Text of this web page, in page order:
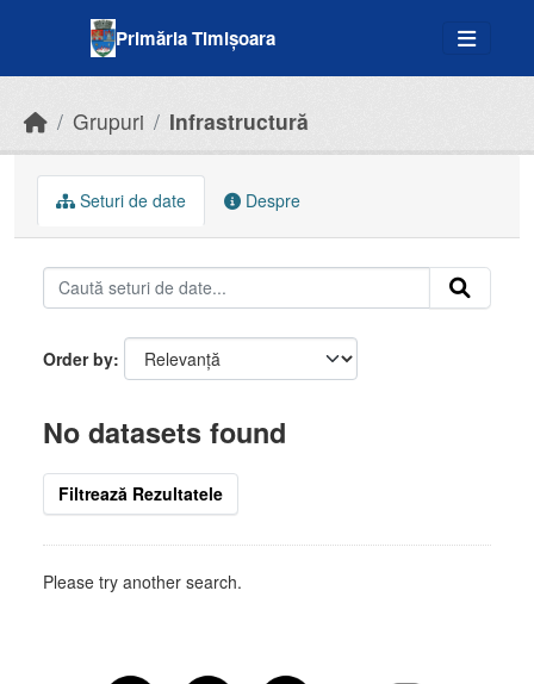
Primăria Timișoara
Grupuri Infrastructură
Seturi de date Despre
Order by
No datasets found
Filtrează Rezultatele
Please try another search.